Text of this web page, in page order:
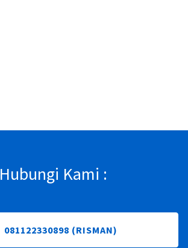
Hubungi Kami :
081122330898 (RISMAN)